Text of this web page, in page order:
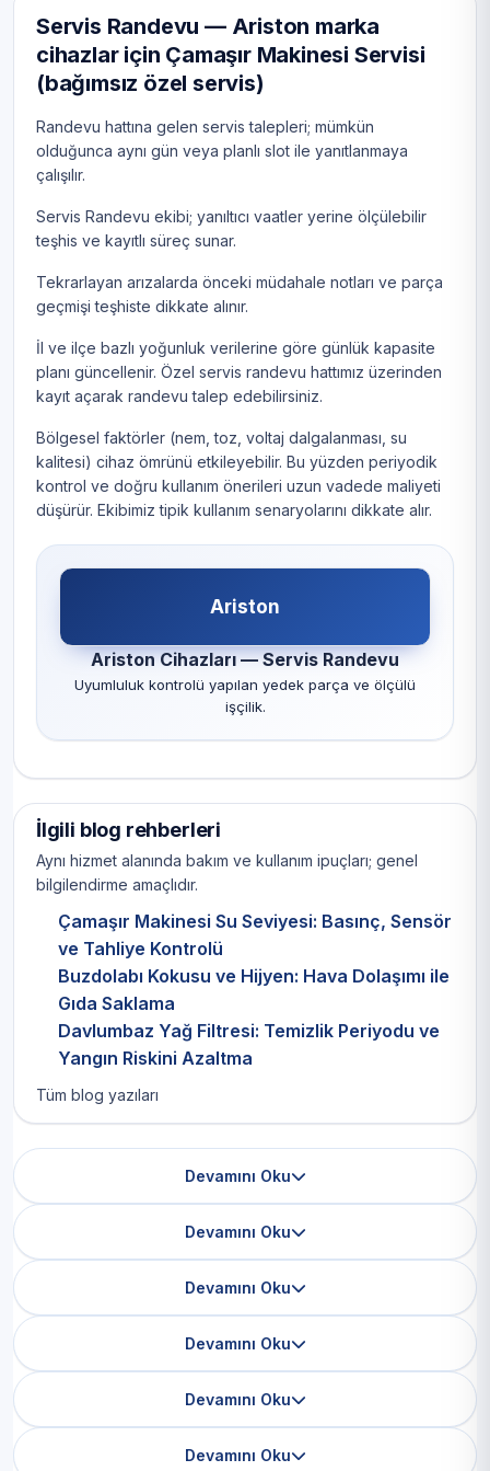
Servis Randevu — Ariston marka
cihazlar için Çamaşır Makinesi Servisi
(bağımsız özel servis)
Randevu hattına gelen servis talepleri; mümkün
olduğunca aynı gün veya planlı slot ile yanıtlanmaya
çalışılır.
Servis Randevu ekibi; yanıltıcı vaatler yerine ölçülebilir
teşhis ve kayıtlı süreç sunar.
Tekrarlayan arızalarda önceki müdahale notları ve parça
geçmişi teşhiste dikkate alınır.
İl ve ilçe bazlı yoğunluk verilerine göre günlük kapasite
planı güncellenir. Özel servis randevu hattımız üzerinden
kayıt açarak randevu talep edebilirsiniz.
Bölgesel faktörler (nem, toz, voltaj dalgalanması, su
kalitesi) cihaz ömrünü etkileyebilir. Bu yüzden periyodik
kontrol ve doğru kullanım önerileri uzun vadede maliyeti
düşürür. Ekibimiz tipik kullanım senaryolarını dikkate alır.
Ariston
Ariston Cihazları — Servis Randevu
Uyumluluk kontrolü yapılan yedek parça ve ölçülü
işçilik.
İlgili blog rehberleri
Aynı hizmet alanında bakım ve kullanım ipuçları; genel
bilgilendirme amaçlıdır.
Çamaşır Makinesi Su Seviyesi: Basınç, Sensör
ve Tahliye Kontrolü
Buzdolabı Kokusu ve Hijyen: Hava Dolaşımı ile
Gıda Saklama
Davlumbaz Yağ Filtresi: Temizlik Periyodu ve
Yangın Riskini Azaltma
Tüm blog yazıları
Devamını Oku
Devamını Oku
Devamını Oku
Devamını Oku
Devamını Oku
Devamını Oku